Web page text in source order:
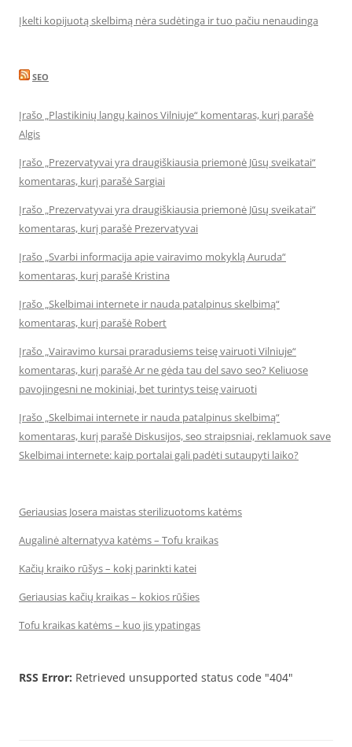
Įkelti kopijuotą skelbimą nėra sudėtinga ir tuo pačiu nenaudinga
SEO
Įrašo „Plastikinių langų kainos Vilniuje“ komentaras, kurį parašė
Algis
Įrašo „Prezervatyvai yra draugiškiausia priemonė Jūsų sveikatai“
komentaras, kurį parašė Sargiai
Įrašo „Prezervatyvai yra draugiškiausia priemonė Jūsų sveikatai“
komentaras, kurį parašė Prezervatyvai
Įrašo „Svarbi informacija apie vairavimo mokyklą Auruda“
komentaras, kurį parašė Kristina
Įrašo „Skelbimai internete ir nauda patalpinus skelbimą“
komentaras, kurį parašė Robert
Įrašo „Vairavimo kursai praradusiems teisę vairuoti Vilniuje“
komentaras, kurį parašė Ar ne gėda tau del savo seo? Keliuose
pavojingesni ne mokiniai, bet turintys teisę vairuoti
Įrašo „Skelbimai internete ir nauda patalpinus skelbimą“
komentaras, kurį parašė Diskusijos, seo straipsniai, reklamuok save
Skelbimai internete: kaip portalai gali padėti sutaupyti laiko?
Geriausias Josera maistas sterilizuotoms katėms
Augalinė alternatyva katėms – Tofu kraikas
Kačių kraiko rūšys – kokį parinkti katei
Geriausias kačių kraikas – kokios rūšies
Tofu kraikas katėms – kuo jis ypatingas
RSS Error: Retrieved unsupported status code "404"